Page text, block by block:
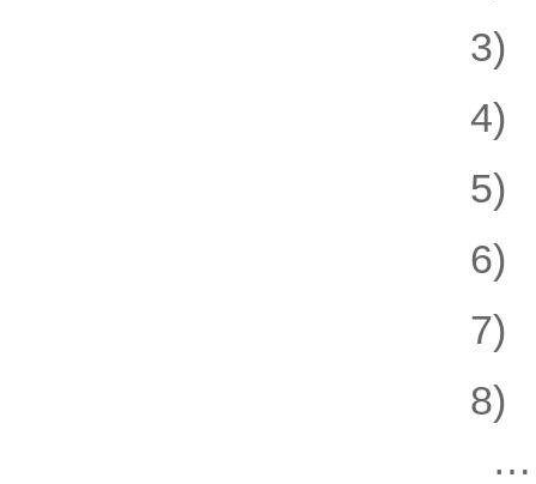
3) 《
4) 《
5) 《
6) 《
7) 《
8) 《